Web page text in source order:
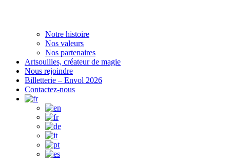
Notre histoire
Nos valeurs
Nos partenaires
Artsouilles, créateur de magie
Nous rejoindre
Billetterie – Envol 2026
Contactez-nous